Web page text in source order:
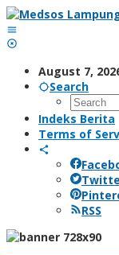
Skip
to
content
August 7,
Search
Indeks Berita
Terms of
RSS